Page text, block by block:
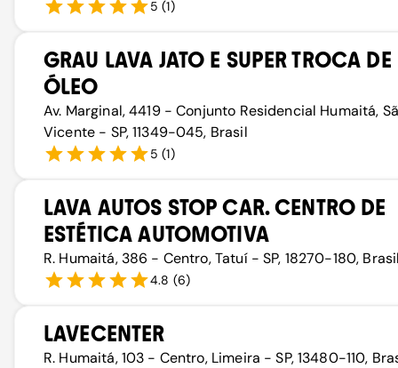
5 (1)
GRAU LAVA JATO E SUPER TROCA DE
ÓLEO
Av. Marginal, 4419 - Conjunto Residencial Humaitá,
Vicente - SP, 11349-045, Brasil
5 (1)
LAVA AUTOS STOP CAR. CENTRO DE
ESTÉTICA AUTOMOTIVA
R. Humaitá, 386 - Centro, Tatuí - SP, 18270-180, Brasil
4.8 (6)
LAVECENTER
R. Humaitá, 103 - Centro, Limeira - SP, 13480-110,